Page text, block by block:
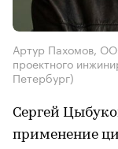
Артур Пахомов,
проектного
Петербург)
Сергей
применение